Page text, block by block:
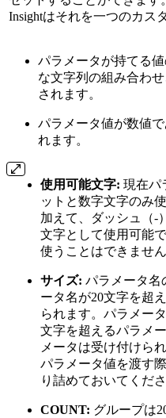
Insightはそれを一つのカス
パラメータが持てる
な文字列の組み合わ
されます。
パラメータ値が数値
れます。
使用可能文字: 現在パ
ットと数字文字のみ
加えて、ダッシュ（-
文字として使用可能
使うことはできません
サイズ: パラメータ名
ータ名が20文字を超
られます。パラメー
文字を超えるパラメ
メータは受け付けられ
パラメータ値を渡す
り詰めておいてくださ
COUNT: グループは